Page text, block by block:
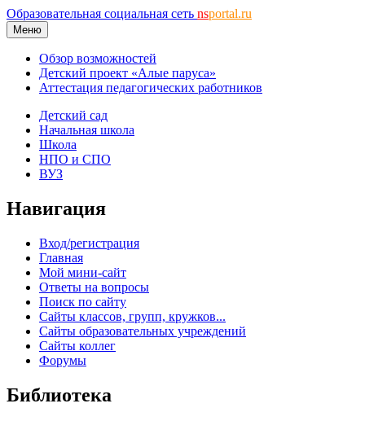
Образовательная социальная сеть nsportal.ru
Меню
Обзор возможностей
Детский проект «Алые паруса»
Аттестация педагогических работников
Детский сад
Начальная школа
Школа
НПО и СПО
ВУЗ
Навигация
Вход/регистрация
Главная
Мой мини-сайт
Ответы на вопросы
Поиск по сайту
Сайты классов, групп, кружков...
Сайты образовательных учреждений
Сайты коллег
Форумы
Библиотека